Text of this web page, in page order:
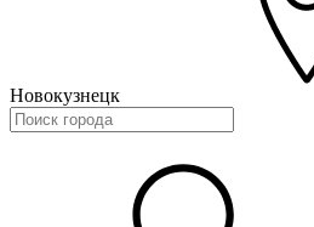
Новокузнецк